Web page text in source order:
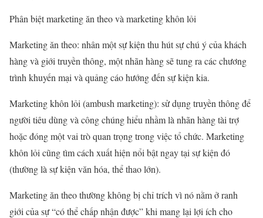
Phân biệt marketing ăn theo và marketing khôn lỏi
Marketing ăn theo: nhân một sự kiện thu hút sự chú ý của khách
hàng và giới truyền thông, một nhãn hàng sẽ tung ra các chương
trình khuyến mại và quảng cáo hướng đến sự kiện kia.
Marketing khôn lỏi (ambush marketing): sử dụng truyền thông để
người tiêu dùng và công chúng hiểu nhầm là nhãn hàng tài trợ
hoặc đóng một vai trò quan trọng trong việc tổ chức. Marketing
khôn lỏi cũng tìm cách xuất hiện nổi bật ngay tại sự kiện đó
(thường là sự kiện văn hóa, thể thao lớn).
Marketing ăn theo thường không bị chỉ trích vì nó nằm ở ranh
giới của sự “có thể chấp nhận được” khi mang lại lợi ích cho